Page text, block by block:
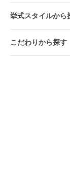
挙式スタイルから
こだわりから探す